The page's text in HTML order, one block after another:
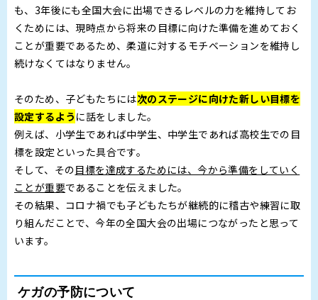
も、3年後にも全国大会に出場できるレベルの力を維持してお
くためには、現時点から将来の目標に向けた準備を進めておく
ことが重要であるため、柔道に対するモチベーションを維持し
続けなくてはなりません。
そのため、子どもたちには次のステージに向けた新しい目標を
設定するよう に話をしました。
例えば、小学生であれば中学生、中学生であれば高校生での目
標を設定といった具合です。
そして、その目標を達成するためには、今から準備をしていく
ことが重要であることを伝えました。
その結果、コロナ禍でも子どもたちが継続的に稽古や練習に取
り組んだことで、今年の全国大会の出場につながったと思って
います。
ケガの予防について